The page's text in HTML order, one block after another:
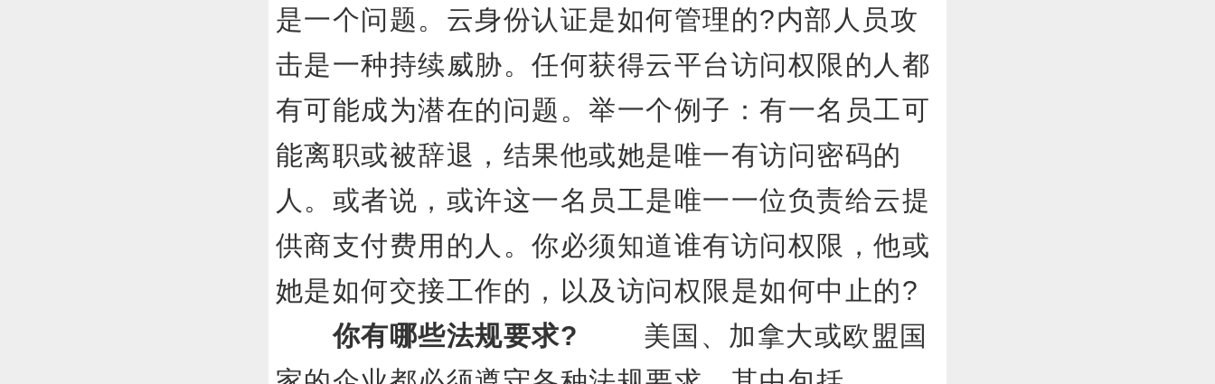
是一个问题。云身份认证是如何管理的?内部人员攻
击是一种持续威胁。任何获得云平台访问权限的人都
有可能成为潜在的问题。举一个例子：有一名员工可
能离职或被辞退，结果他或她是唯一有访问密码的
人。或者说，或许这一名员工是唯一一位负责给云提
供商支付费用的人。你必须知道谁有访问权限，他或
她是如何交接工作的，以及访问权限是如何中止的?
你有哪些法规要求? 美国、加拿大或欧盟国